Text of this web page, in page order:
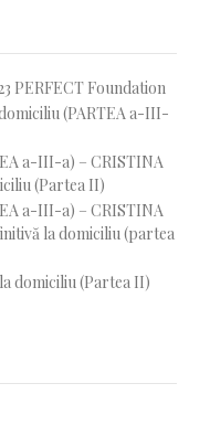
PERFECT Foundation
(PARTEA a-III-
a-III-a) – CRISTINA
(Partea II)
a-III-a) – CRISTINA
la domiciliu (partea
domiciliu (Partea II)